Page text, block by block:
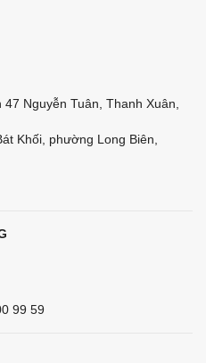
Nguyễn Tuân, Thanh Xuân,
Khối, phường Long Biên,
99 59